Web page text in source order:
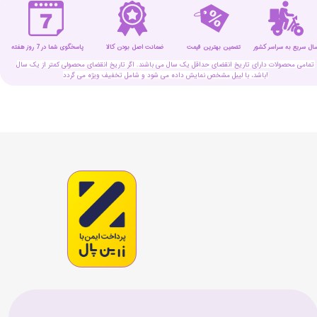
تمامی محصولات دارای تاریخ انقضای حداقل یک سال می باشند. اگر تاریخ انقضای محصولی کمتر از یک سال
باشد، با لیبل مشخص نمایش داده می شود و شامل تخفیف ویژه می گردد!
ضمانت اصل بودن کالا تضمین بهترین قیمت پاسخگوی شما در 7 روز هفته سریع به سراسر کشور